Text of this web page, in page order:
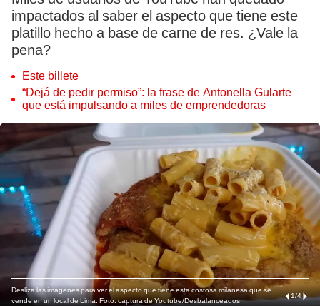
impactados al saber el aspecto que tiene este
platillo hecho a base de carne de res. ¿Vale la
pena?
Este billete
“Dejá de pedir permiso”: la frase de Antonella Gularte
que está impulsando a miles de emprendedoras
Desliza las imágenes para ver el aspecto que tiene esta costosa milanesa que se
vende en un local de Lima. Foto: captura de Youtube/Desbalanceados
1/4